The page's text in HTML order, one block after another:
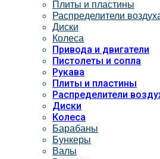
Плиты и пластины
Распределители
Диски
Колеса
Привода и двигатели
Пистолеты и сопла
Рукава
Плиты и пластины
Распределители
Диски
Колеса
Барабаны
Бункеры
Валы